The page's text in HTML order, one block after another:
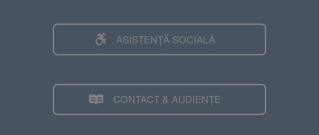
ASISTENȚĂ SOCIALĂ
CONTACT & AUDIENȚE